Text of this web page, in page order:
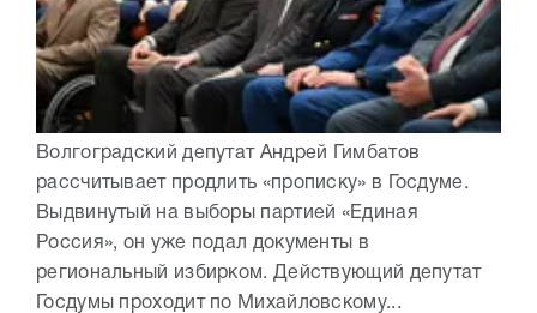
Волгоградский депутат Андрей Гимбатов
рассчитывает продлить «прописку» в Госдуме.
Выдвинутый на выборы партией «Единая
Россия», он уже подал документы в
региональный избирком. Действующий депутат
Госдумы проходит по Михайловскому...